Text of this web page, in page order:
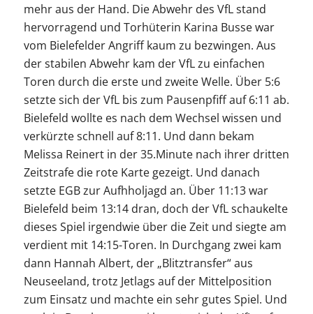
mehr aus der Hand. Die Abwehr des VfL stand
hervorragend und Torhüterin Karina Busse war
vom Bielefelder Angriff kaum zu bezwingen. Aus
der stabilen Abwehr kam der VfL zu einfachen
Toren durch die erste und zweite Welle. Über 5:6
setzte sich der VfL bis zum Pausenpfiff auf 6:11 ab.
Bielefeld wollte es nach dem Wechsel wissen und
verkürzte schnell auf 8:11. Und dann bekam
Melissa Reinert in der 35.Minute nach ihrer dritten
Zeitstrafe die rote Karte gezeigt. Und danach
setzte EGB zur Aufhholjagd an. Über 11:13 war
Bielefeld beim 13:14 dran, doch der VfL schaukelte
dieses Spiel irgendwie über die Zeit und siegte am
verdient mit 14:15-Toren. In Durchgang zwei kam
dann Hannah Albert, der „Blitztransfer“ aus
Neuseeland, trotz Jetlags auf der Mittelposition
zum Einsatz und machte ein sehr gutes Spiel. Und